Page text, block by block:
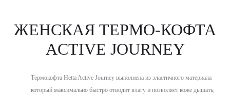
ЖЕНСКАЯ ТЕРМО-КОФТА
ACTIVE JOURNEY
Термокофта Hetta Active Journey выполнена из эластичного материала
который максимально быстро отводит влагу и позволяет коже дышать;